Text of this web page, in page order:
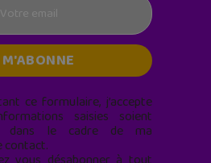
ce formulaire, j’accepte
saisies soient
dans le cadre de ma
contact.